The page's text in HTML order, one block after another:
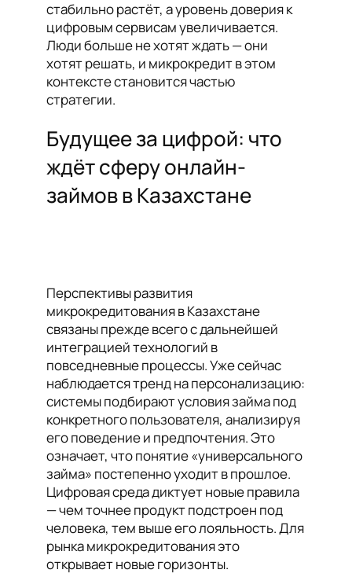
стабильно растёт, а уровень доверия к
цифровым сервисам увеличивается.
Люди больше не хотят ждать — они
хотят решать, и микрокредит в этом
контексте становится частью
стратегии.
Будущее за цифрой: что
ждёт сферу онлайн-
займов в Казахстане
Перспективы развития
микрокредитования в Казахстане
связаны прежде всего с дальнейшей
интеграцией технологий в
повседневные процессы. Уже сейчас
наблюдается тренд на персонализацию:
системы подбирают условия займа под
конкретного пользователя, анализируя
его поведение и предпочтения. Это
означает, что понятие «универсального
займа» постепенно уходит в прошлое.
Цифровая среда диктует новые правила
— чем точнее продукт подстроен под
человека, тем выше его лояльность. Для
рынка микрокредитования это
открывает новые горизонты.